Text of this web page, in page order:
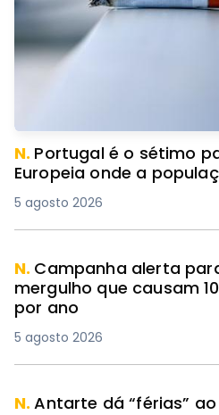
N. Portugal é o sétimo
Europeia onde a
5 agosto 2026
N. Campanha alerta
mergulho que causam
por ano
5 agosto 2026
N.Antarte dá “férias” ao